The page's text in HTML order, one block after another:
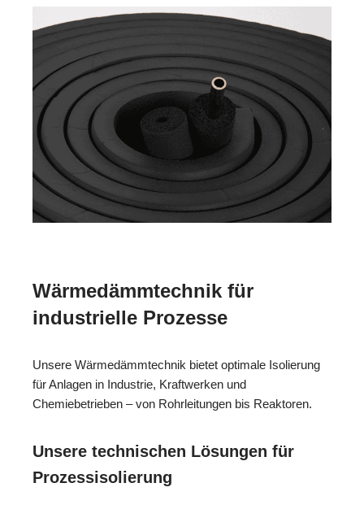
Wärmedämmtechnik für
industrielle Prozesse
Unsere Wärmedämmtechnik bietet optimale Isolierung
für Anlagen in Industrie, Kraftwerken und
Chemiebetrieben – von Rohrleitungen bis Reaktoren.
Unsere technischen Lösungen für
Prozessisolierung